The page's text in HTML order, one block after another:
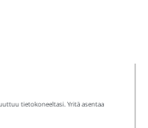
tietokoneeltasi. Yritä asentaa